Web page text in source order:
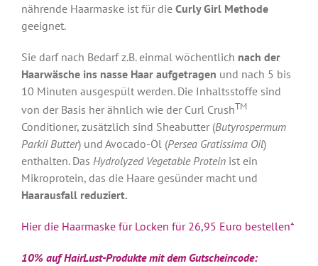
nährende Haarmaske ist für die Curly Girl Methode
geeignet.
Sie darf nach Bedarf z.B. einmal wöchentlich nach der
Haarwäsche ins nasse Haar aufgetragen und nach 5 bis
10 Minuten ausgespült werden. Die Inhaltsstoffe sind
von der Basis her ähnlich wie der Curl CrushTM
Conditioner, zusätzlich sind Sheabutter (Butyrospermum
Parkii Butter) und Avocado-Öl (Persea Gratissima Oil)
enthalten. Das Hydrolyzed Vegetable Proteinist ein
Mikroprotein, das die Haare gesünder macht und
Haarausfall reduziert.
Hier die Haarmaske für Locken für 26,95 Euro bestellen*
10% auf HairLust-Produkte mit dem Gutscheincode: